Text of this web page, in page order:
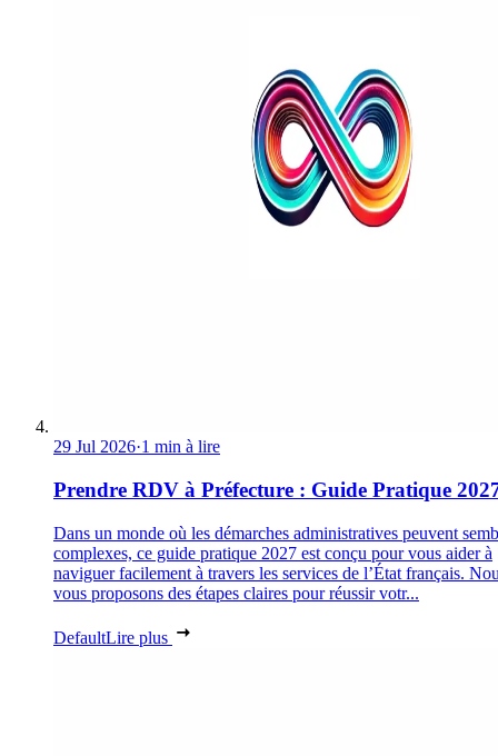
29 Jul 2026·1 min à lire
Prendre RDV à Préfecture : Guide Pratique
Dans un monde où les démarches administratives peuvent
complexes, ce guide pratique 2027 est conçu pour vous aider à
naviguer facilement à travers les services de l’État français.
vous proposons des étapes claires pour réussir votr...
DefaultLire plus